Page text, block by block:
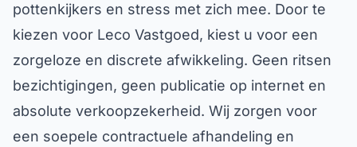
pottenkijkers en stress met zich mee. Door te
kiezen voor Leco Vastgoed, kiest u voor een
zorgeloze en discrete afwikkeling. Geen ritsen
bezichtigingen, geen publicatie op internet en
absolute verkoopzekerheid. Wij zorgen voor
een soepele contractuele afhandeling en